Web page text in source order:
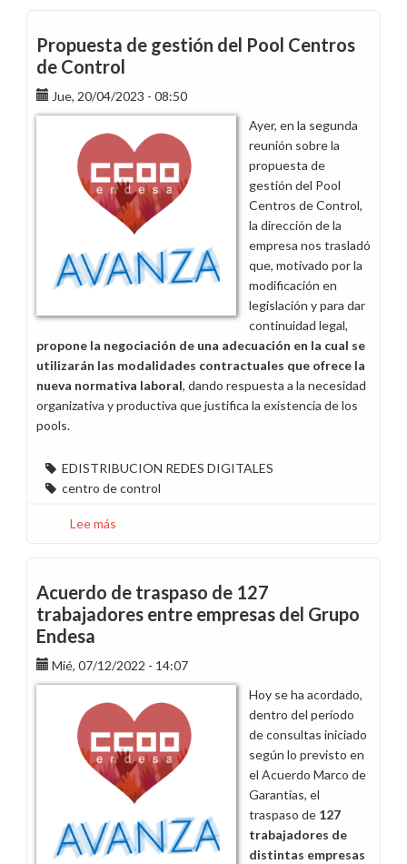
anillo
pa
´cuando?
Propuesta de gestión del Pool Centros
de Control
Jue, 20/04/2023 - 08:50
Ayer, en la segunda
reunión sobre la
propuesta de
gestión del Pool
Centros de Control,
la dirección de la
empresa nos trasladó
que, motivado por la
modificación en
legislación y para dar
continuidad legal,
propone la negociación de una adecuación en la cual se
utilizarán las modalidades contractuales que ofrece la
nueva normativa laboral, dando respuesta a la necesidad
organizativa y productiva que justifica la existencia de los
pools.
EDISTRIBUCION REDES DIGITALES
centro de control
Lee más
gestión
del
Pool
de
Control
Acuerdo de traspaso de 127
trabajadores entre empresas del Grupo
Endesa
Mié, 07/12/2022 - 14:07
Hoy se ha acordado,
dentro del período
de consultas iniciado
según lo previsto en
el Acuerdo Marco de
Garantías, el
traspaso de 127
trabajadores de
distintas empresas